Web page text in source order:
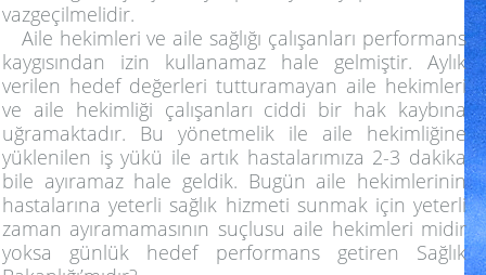
vazgeçilmelidir.
Aile hekimleri ve aile sağlığı çalışanları performans
kaygısından izin kullanamaz hale gelmiştir. Aylık
verilen hedef değerleri tutturamayan aile hekimleri
ve aile hekimliği çalışanları ciddi bir hak kaybına
uğramaktadır. Bu yönetmelik ile aile hekimliğine
yüklenilen iş yükü ile artık hastalarımıza 2-3 dakika
bile ayıramaz hale geldik. Bugün aile hekimlerinin
hastalarına yeterli sağlık hizmeti sunmak için yeterli
zaman ayıramamasının suçlusu aile hekimleri midir
yoksa günlük hedef performans getiren Sağlık